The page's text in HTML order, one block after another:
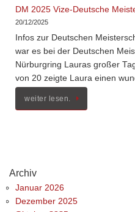
DM 2025 Vize-Deutsche
20/12/2025
Infos zur Deutschen
war es bei der Deutschen
Nürburgring Lauras großer
von 20 zeigte Laura einen
weiter lesen.
Archiv
Januar 2026
Dezember 2025